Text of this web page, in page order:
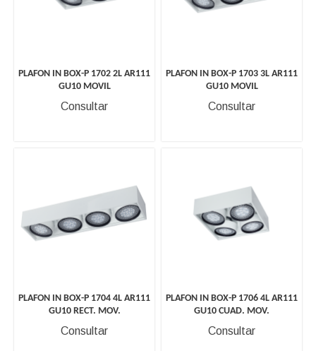
PLAFON IN BOX-P 1702 2L AR111
GU10 MOVIL
Consultar
PLAFON IN BOX-P 1703 3L AR111
GU10 MOVIL
Consultar
PLAFON IN BOX-P 1704 4L AR111
GU10 RECT. MOV.
Consultar
PLAFON IN BOX-P 1706 4L AR111
GU10 CUAD. MOV.
Consultar